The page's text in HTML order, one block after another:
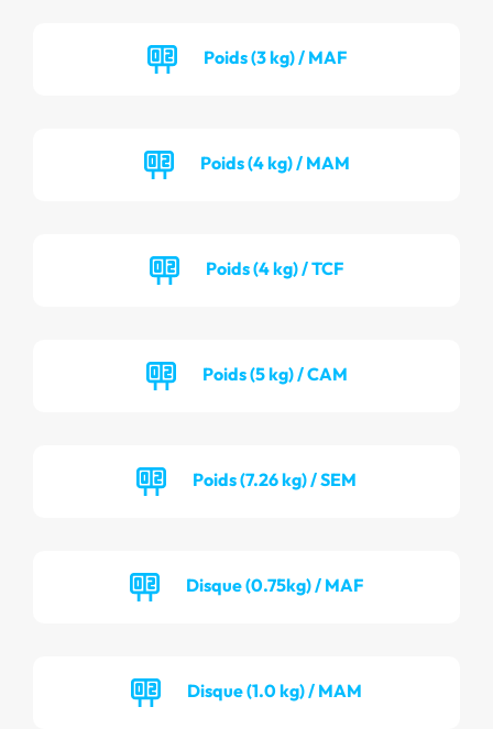
Poids (3 kg) / MAF
Poids (4 kg) / MAM
Poids (4 kg) / TCF
Poids (5 kg) / CAM
Poids (7.26 kg) / SEM
Disque (0.75kg) / MAF
Disque (1.0 kg) / MAM